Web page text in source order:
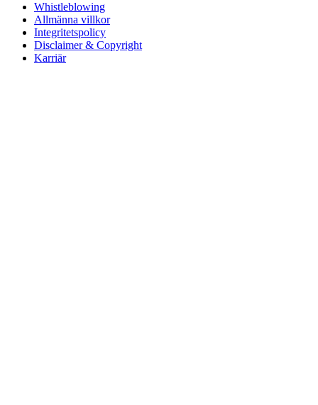
Whistleblowing
Allmänna villkor
Integritetspolicy
Disclaimer & Copyright
Karriär